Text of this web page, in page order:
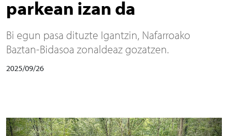
parkean izan da
Bi egun pasa dituzte Igantzin, Nafarroako
Baztan-Bidasoa zonaldeaz gozatzen.
2025/09/26
Irudia